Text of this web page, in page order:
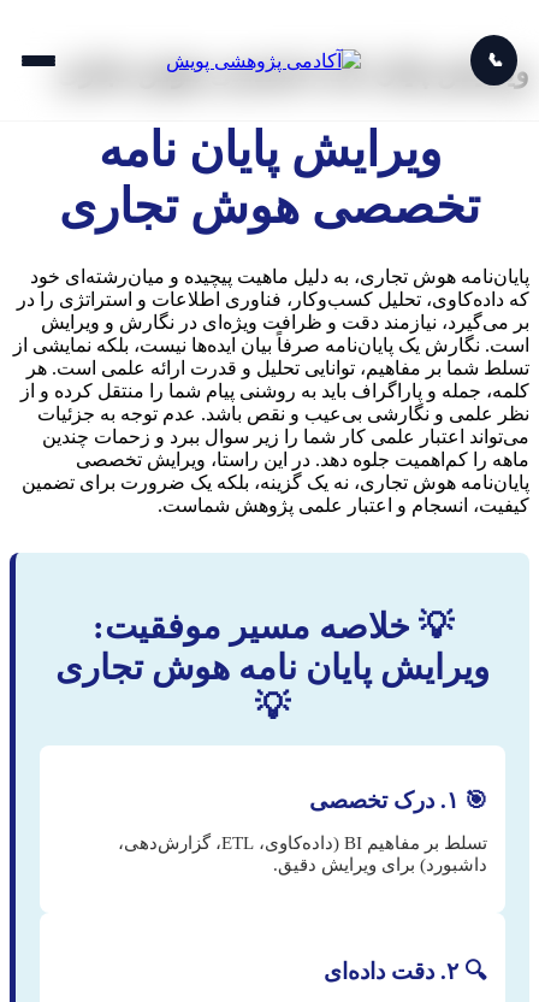
📞
ویرایش پایان نامه تخصصی هوش تجاری
ویرایش پایان نامه
تخصصی هوش تجاری
پایان‌نامه هوش تجاری، به دلیل ماهیت پیچیده و میان‌رشته‌ای خود
که داده‌کاوی، تحلیل کسب‌وکار، فناوری اطلاعات و استراتژی را در
بر می‌گیرد، نیازمند دقت و ظرافت ویژه‌ای در نگارش و ویرایش
است. نگارش یک پایان‌نامه صرفاً بیان ایده‌ها نیست، بلکه نمایشی از
تسلط شما بر مفاهیم، توانایی تحلیل و قدرت ارائه علمی است. هر
کلمه، جمله و پاراگراف باید به روشنی پیام شما را منتقل کرده و از
نظر علمی و نگارشی بی‌عیب و نقص باشد. عدم توجه به جزئیات
می‌تواند اعتبار علمی کار شما را زیر سوال ببرد و زحمات چندین
ماهه را کم‌اهمیت جلوه دهد. در این راستا، ویرایش تخصصی
پایان‌نامه هوش تجاری، نه یک گزینه، بلکه یک ضرورت برای تضمین
کیفیت، انسجام و اعتبار علمی پژوهش شماست.
💡 خلاصه مسیر موفقیت:
ویرایش پایان نامه هوش تجاری
💡
🎯 ۱. درک تخصصی
تسلط بر مفاهیم BI (داده‌کاوی، ETL، گزارش‌دهی،
داشبورد) برای ویرایش دقیق.
🔍 ۲. دقت داده‌ای